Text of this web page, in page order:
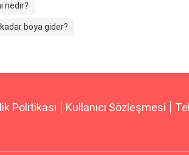
nedir?
boya gider?
Politikası Kullanıcı Sözleşmesi